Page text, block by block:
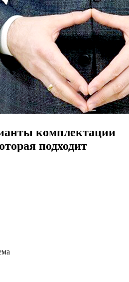
комплектации
подходит